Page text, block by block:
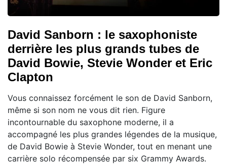
David Sanborn : le saxophoniste
derrière les plus grands tubes de
David Bowie, Stevie Wonder et Eric
Clapton
Vous connaissez forcément le son de David Sanborn,
même si son nom ne vous dit rien. Figure
incontournable du saxophone moderne, il a
accompagné les plus grandes légendes de la musique,
de David Bowie à Stevie Wonder, tout en menant une
carrière solo récompensée par six Grammy Awards.